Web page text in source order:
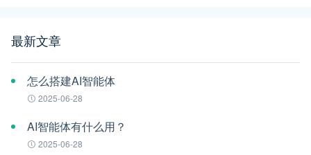
最新文章
怎么搭建AI智能体
2025-06-28
AI智能体有什么用？
2025-06-28